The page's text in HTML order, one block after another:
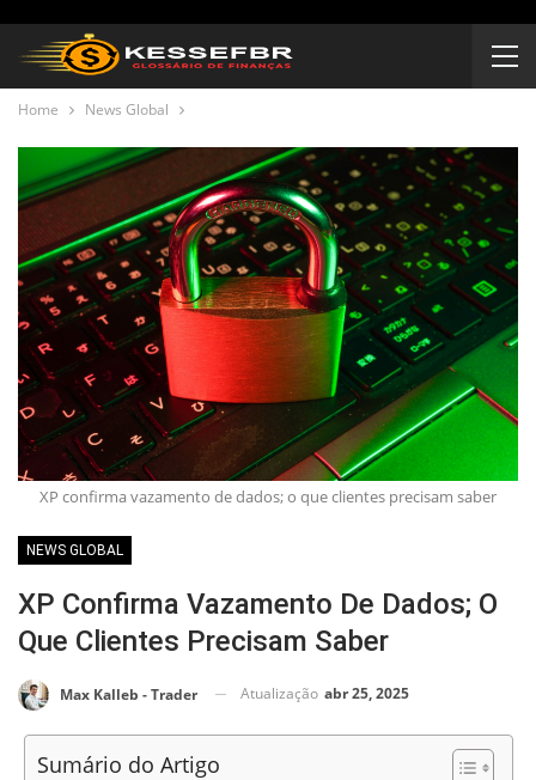
Home News Global
XP confirma vazamento de dados; o que clientes precisam saber
NEWS GLOBAL
XP Confirma Vazamento De Dados; O
Que Clientes Precisam Saber
Max Kalleb - Trader Atualização abr 25, 2025
Sumário do Artigo